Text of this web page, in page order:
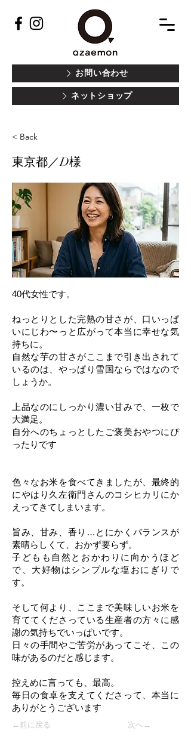
お問い合わせ
ネットショップ
< Back
東京都／D様
40代女性です。
ねっとりとした完熟の甘さが、口いっぱ
いにじわ〜っと広がって本当に幸せな気
持ちに。
自然な芋の甘さがここまで引き出されて
いるのは、やっぱり雪国ならではなので
しょうか。
上品なのにしっかり濃い甘みで、一枚で
大満足。
自分へのちょっとしたご褒美おやつにぴ
ったりです
色々なお米を食べてきましたが、最終的
にやはり久左衛門さんのコシヒカリにか
えってきてしまいます。
旨み、甘み、香り…とにかくバランスが
素晴らしくて、おかず要らず。
子どもも自然とおかわりに向かうほど
で、大好物はシンプルな塩おにぎりで
す。
そして何より、ここまで美味しいお米を
育ててくださっている生産者の方々に感
謝の気持ちでいっぱいです。
日々の手間やご苦労があってこそ、この
味があるのだと感じます。
控えめに言っても、最高。
毎日の食卓を支えてくださって、本当に
ありがとうございます
←前に戻る 次へ→